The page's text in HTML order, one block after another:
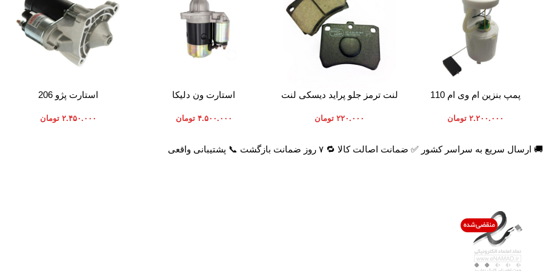
افزودن به سبد خرید
پمپ بنزین ام وی ام 110
۲.۲۰۰.۰۰۰ تومان
افزودن به سبد خرید
لنت ترمز جلو پراید دیسکی لنت
۲۲۰.۰۰۰ تومان
افزودن به سبد خرید
استارت ون دلیکا
۴.۵۰۰.۰۰۰ تومان
افزودن به سبد خرید
استارت پژو 206
۲.۴۵۰.۰۰۰ تومان
🚚 ارسال سریع به سراسر کشور ✅ ضمانت اصالت کالا 🔁 ۷ روز ضمانت بازگشت 📞 پشتیبانی واقعی